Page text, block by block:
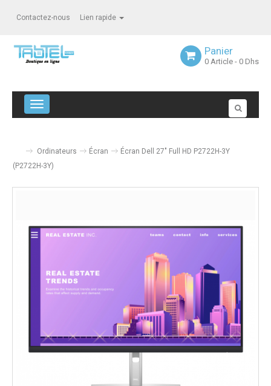
Contactez-nous Lien rapide
Panier
0 Article - 0 Dhs
Navigation bascule
Ordinateurs Écran
Écran Dell 27" Full HD P2722H-3Y
(P2722H-3Y)